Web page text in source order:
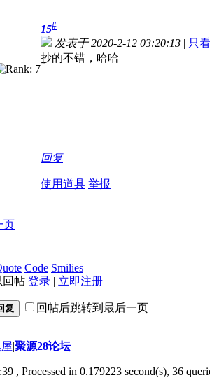
15#
发表于 2020-2-12 03:20:13 | 只
抄的不错，哈哈
回复
使用道具 举报
页
Code Smilies
回帖 登录 | 立即注册
复 回帖后跳转到最后一页
|聚源28论坛
, Processed in 0.179223 second(s), 36